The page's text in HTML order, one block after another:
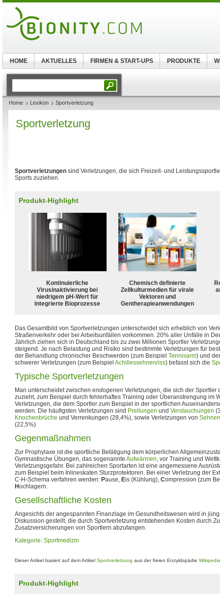
Home Lexikon Sportverletzung
Sportverletzung
Sportverletzungen sind Verletzungen, die sich Freizeit- und
Sports zuziehen.
Produkt-Highlight
Kontinuierliche
Virusinaktivierung bei
niedrigem pH-Wert für
integrierte Bioprozesse
Chemisch definierte
Zellkulturmedien für virale
Vektoren und
Gentherapieanwendungen
Das Gesamtbild von Sportverletzungen unterscheidet sich erheblich von
Straßenverkehr oder bei Arbeitsunfällen vorkommen. 20% aller Unfälle in
Jährlich ziehen sich in Deutschland bis zu zwei Millionen Sportler
steigend. Je nach Belastung und Risiko sind bestimmte Verletzungen für
der Behandlung chronischer Beschwerden (zum Beispiel Tennisarm) und
schwerer Verletzungen (zum Beispiel Achillessehnenriss) befasst sich die
Typische Sportverletzungen
Man unterscheidet zwischen endogenen Verletzungen, die sich der Sportler
zuzieht, zum Beispiel durch fehlerhaftes Training oder Überanstrengung im
Verletzungen, die dem Sportler zum Beispiel in der sportlichen
werden. Die häufigsten Verletzungen sind Prellungen und Verstauchungen
Knochenbrüche und Verrenkungen (28,4%), sowie Verletzungen von Sehnen
(22,5%)
Gegenmaßnahmen
Zur Prophylaxe ist die sportliche Betätigung dem körperlichen
Gymnastische Übungen, das sogenannte Aufwärmen, vor Training und
Verletzungsgefahr. Bei zahlreichen Sportarten ist eine angemessene
zum Beispiel beim Inlineskaten Sturzprotektoren. Bei einer Verletzung der
C-H-Schema verfahren werden: Pause, Eis (Kühlung), Compression (zum
Hochlagern.
Gesellschaftliche Kosten
Angesichts der angespannten Finanzlage im Gesundheitswesen wird in
Diskussion gestellt, die durch Sportverletzung entstehenden Kosten durch
Zusatzversicherungen von Sportlern abzufangen.
Kategorie: Sportmedizin
Dieser Artikel basiert auf dem Artikel Sportverletzung aus der freien Enzyklopädie Wikipedia
Produkt-Highlight
HOME AKTUELLES FIRMEN & START-UPS PRODUKTE